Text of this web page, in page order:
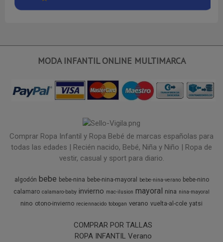
MODA INFANTIL ONLINE MULTIMARCA
Comprar Ropa Infantil y Ropa Bebé de marcas españolas para
todas las edades | Recién nacido, Bebé, Niña y Niño | Ropa de
vestir, casual y sport para diario.
algodón bebe bebe-nina bebe-nina-mayoral bebe-nina-verano bebe-nino
calamaro calamaro-baby invierno mac-ilusion mayoral nina nina-mayoral
nino otono-invierno reciennacido tobogan verano vuelta-al-cole yatsi
COMPRAR POR TALLAS
ROPA INFANTIL Verano